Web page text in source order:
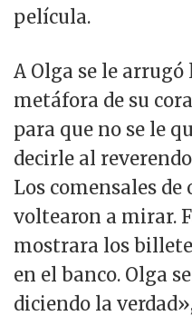
película.
A Olga se le arrugó
metáfora de su
para que no se le
decirle al
Los comensales de
voltearon a mirar.
mostrara los
en el banco. Olga
diciendo la